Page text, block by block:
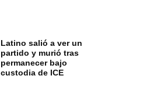
Latino salió a ver un
partido y murió tras
permanecer bajo
custodia de ICE